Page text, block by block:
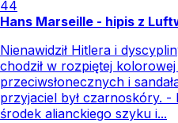
44
Hans Marseille - hipis z
Nienawidził Hitlera i
chodził w rozpiętej
przeciwsłonecznych i
przyjaciel był czarnoskóry. -
środek alianckiego szyku i...